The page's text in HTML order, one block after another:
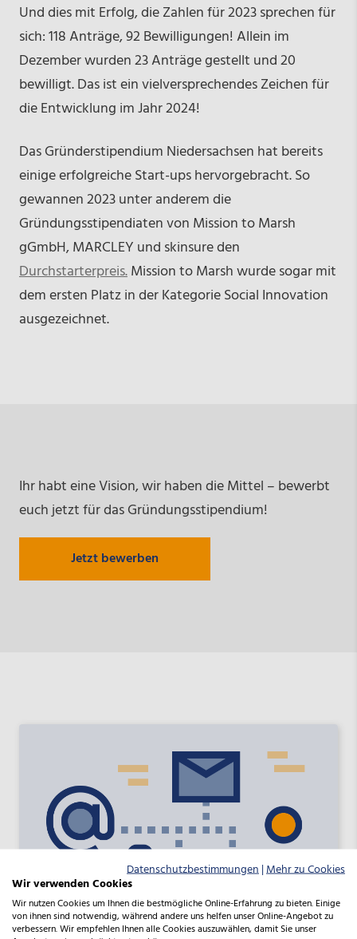
Und dies mit Erfolg, die Zahlen für 2023 sprechen für
sich: 118 Anträge, 92 Bewilligungen! Allein im
Dezember wurden 23 Anträge gestellt und 20
bewilligt. Das ist ein vielversprechendes Zeichen für
die Entwicklung im Jahr 2024!
Das Gründerstipendium Niedersachsen hat bereits
einige erfolgreiche Start-ups hervorgebracht. So
gewannen 2023 unter anderem die
Gründungsstipendiaten von Mission to Marsh
gGmbH, MARCLEY und skinsure den
Durchstarterpreis.Mission to Marsh wurde sogar mit
dem ersten Platz in der Kategorie Social Innovation
ausgezeichnet.
Ihr habt eine Vision, wir haben die Mittel – bewerbt
euch jetzt für das Gründungsstipendium!
Jetzt bewerben
Datenschutzbestimmungen|Mehr zu Cookies
Wir verwenden Cookies
Wir nutzen Cookies um Ihnen die bestmögliche Online-Erfahrung zu bieten. Einige
von ihnen sind notwendig, während andere uns helfen unser Online-Angebot zu
verbessern. Wir empfehlen Ihnen alle Cookies auszuwählen, damit Sie unser